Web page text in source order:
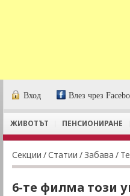
Вход Влез чрез
ЖИВОТЪТ ПЕНСИОНИРАНЕ
Секции /Статии / Забава /
6-те филма този